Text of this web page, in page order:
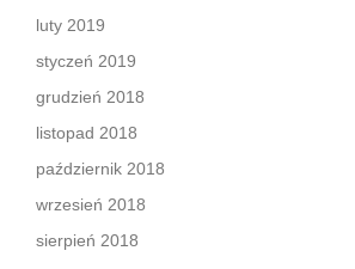
luty 2019
styczeń 2019
grudzień 2018
listopad 2018
październik 2018
wrzesień 2018
sierpień 2018